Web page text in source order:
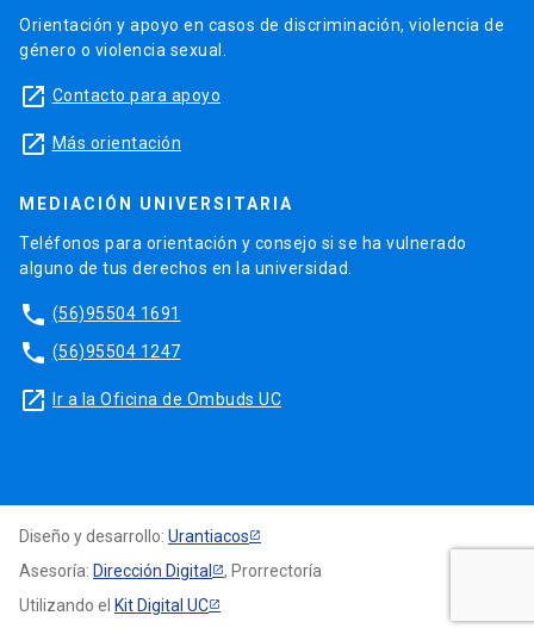
Orientación y apoyo en casos de discriminación, violencia de
género o violencia sexual.
launch Contacto para apoyo
launch Más orientación
MEDIACIÓN UNIVERSITARIA
Teléfonos para orientación y consejo si se ha vulnerado
alguno de tus derechos en la universidad.
phone (56)95504 1691
phone (56)95504 1247
launch Ir a la Oficina de Ombuds UC
Diseño y desarrollo: Urantiacos
Asesoría: Dirección Digital
, Prorrectoría
Utilizando el Kit Digital UC